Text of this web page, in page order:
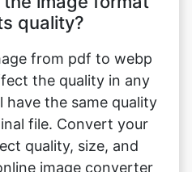
the quality in any
have the same quality
file. Convert your
quality, size, and
image converter
its key features. We
image have the
with a phone,